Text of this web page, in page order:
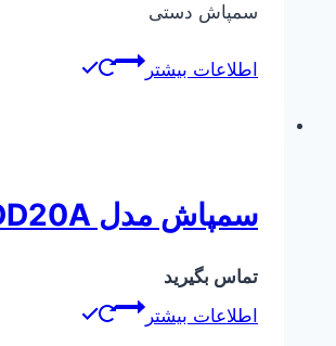
سمپاش دستی
اطلاعات بیشتر
سمپاش مدل DD20A
تماس بگیرید
اطلاعات بیشتر